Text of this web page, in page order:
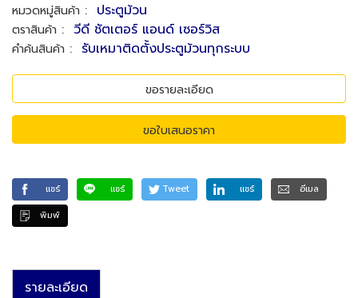
หมวดหมู่สินค้า : ประตูม้วน
ตราสินค้า : วีดี ชัตเตอร์ แอนด์ เซอร์วิส
คำค้นสินค้า : รับเหมาติดตั้งประตูม้วนทุกระบบ
ขอรายละเอียด
ขอใบเสนอราคา
แชร์ แชร์ Tweet แชร์
อีเมล
พิมพ์
รายละเอียด